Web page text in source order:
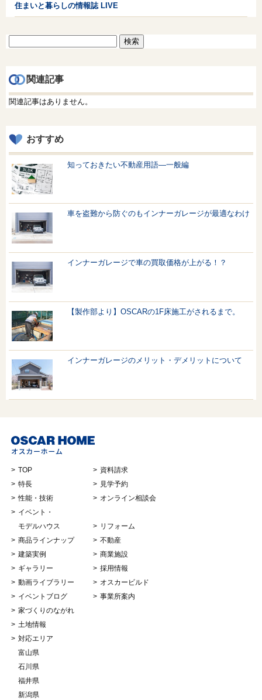
住まいと暮らしの情報誌 LIVE
関連記事
関連記事はありません。
おすすめ
知っておきたい不動産用語—一般編
車を盗難から防ぐのもインナーガレージが最適なわけ
インナーガレージで車の買取価格が上がる！？
【製作部より】OSCARの1F床施工がされるまで。
インナーガレージのメリット・デメリットについて
TOP
特長
性能・技術
イベント・
モデルハウス
商品ラインナップ
建築実例
ギャラリー
動画ライブラリー
イベントブログ
家づくりのながれ
土地情報
対応エリア
富山県
石川県
福井県
新潟県
資料請求
見学予約
オンライン相談会
リフォーム
不動産
商業施設
採用情報
オスカービルド
事業所案内